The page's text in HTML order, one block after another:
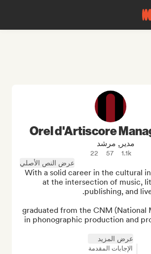
Orel d'Artiscore
مدير, مرشد
1.1k
57
22
عرض النص الأصلي
With a solid career in the cultural
at the intersection of music,
I graduated from the CNM (National
in phonographic production and
عرض المزيد
الإجابات المقدمة